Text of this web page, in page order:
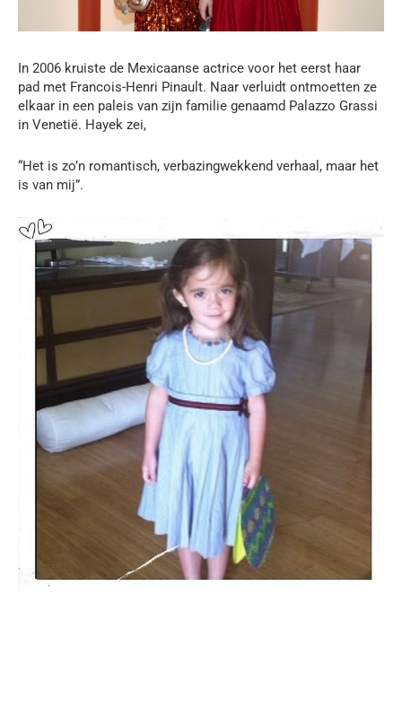
In 2006 kruiste de Mexicaanse actrice voor het eerst haar
pad met Francois-Henri Pinault. Naar verluidt ontmoetten ze
elkaar in een paleis van zijn familie genaamd Palazzo Grassi
in Venetië. Hayek zei,
“Het is zo’n romantisch, verbazingwekkend verhaal, maar het
is van mij”.